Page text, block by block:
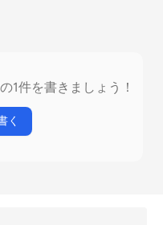
1件を書きましょう！
く